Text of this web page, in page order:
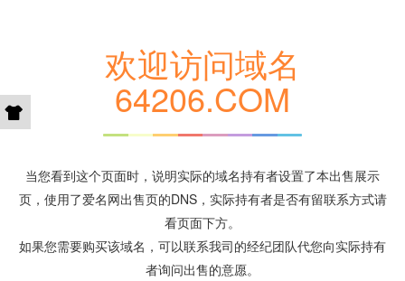
欢迎访问域名
64206.COM
当您看到这个页面时，说明实际的域名持有者设置了本出售展示
页，使用了爱名网出售页的DNS，实际持有者是否有留联系方式请
看页面下方。
如果您需要购买该域名，可以联系我司的经纪团队代您向实际持有
者询问出售的意愿。